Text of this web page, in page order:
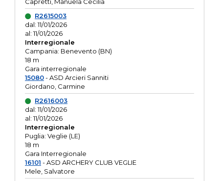
R2615003
dal: 11/01/2026
al: 11/01/2026
Interregionale
Campania: Benevento (BN)
18 m
Gara interregionale
15080- ASD Arcieri Sanniti
Giordano, Carmine
R2616003
dal: 11/01/2026
al: 11/01/2026
Interregionale
Puglia: Veglie (LE)
18 m
Gara Interregionale
16101 - ASD ARCHERY CLUB VEGLIE
Mele, Salvatore